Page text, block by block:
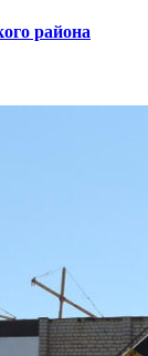
района